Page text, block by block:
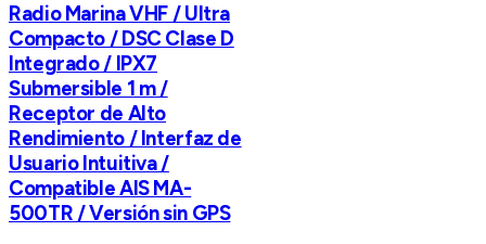
Radio Marina VHF / Ultra
Compacto / DSC Clase D
Integrado / IPX7
Submersible 1 m /
Receptor de Alto
Rendimiento / Interfaz de
Usuario Intuitiva /
Compatible AIS MA-
500TR / Versión sin GPS